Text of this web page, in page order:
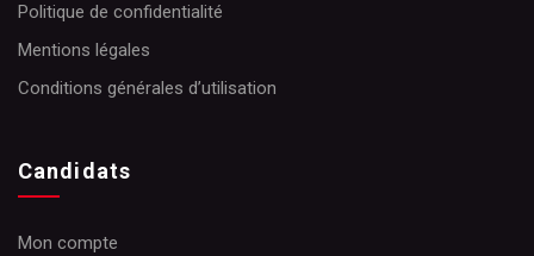
Politique de confidentialité
Mentions légales
Conditions générales d’utilisation
Candidats
Mon compte